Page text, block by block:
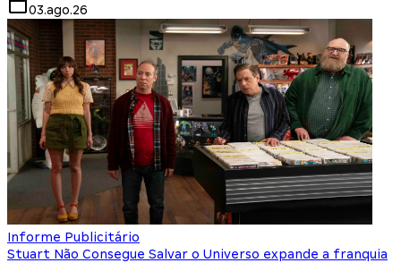
03.ago.26
Informe Publicitário
Stuart Não Consegue Salvar o Universo expande a franquia